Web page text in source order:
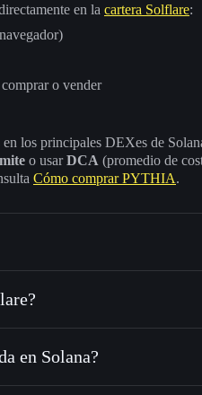
en la cartera Solflare:
o vender
los principales DEXes de
o usarDCA (promedio de
Cómo comprar PYTHIA.
SOL, USDC o miles de otros
en Solana?
privacidad